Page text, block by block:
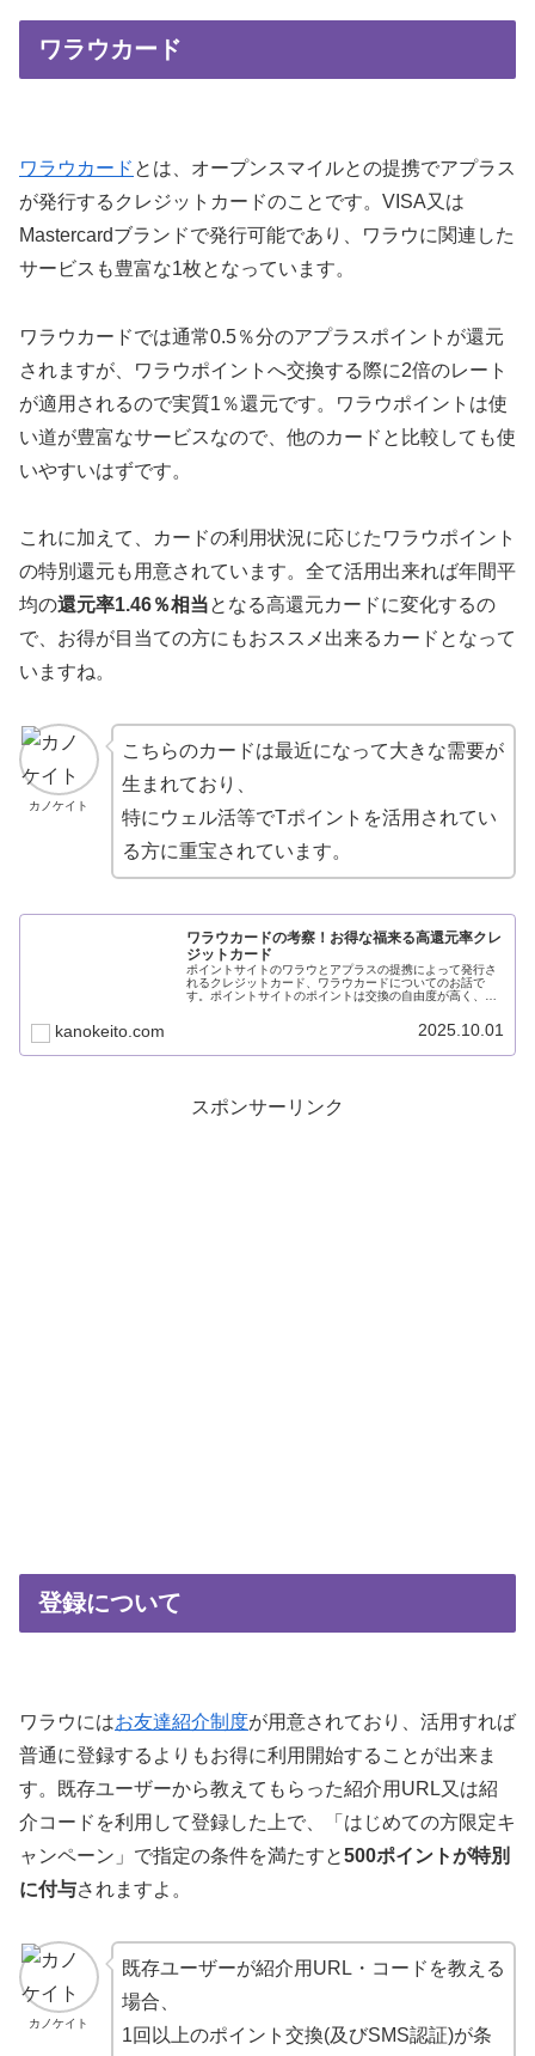
ワラウカード
ワラウカード とは、オープンスマイルとの提携でアプラス
が発行するクレジットカードのことです。VISA又は
Mastercardブランドで発行可能であり、ワラウに関連した
サービスも豊富な1枚となっています。
ワラウカードでは通常0.5％分のアプラスポイントが還元
されますが、ワラウポイントへ交換する際に2倍のレート
が適用されるので実質1％還元です。ワラウポイントは使
い道が豊富なサービスなので、他のカードと比較しても使
いやすいはずです。
これに加えて、カードの利用状況に応じたワラウポイント
の特別還元も用意されています。全て活用出来れば年間平
均の還元率1.46％相当となる高還元カードに変化するの
で、お得が目当ての方にもおススメ出来るカードとなって
いますね。
カノケイト
こちらのカードは最近になって大きな需要が
生まれており、
特にウェル活等でTポイントを活用されてい
る方に重宝されています。
ワラウカードの考察！お得な福来る高還元率クレ
ジットカード
ポイントサイトのワラウとアプラスの提携によって発行さ
れるクレジットカード、ワラウカードについてのお話で
す。ポイントサイトのポイントは交換の自由度が高く、そ
良くて重宝しますよ。今回は、ワラウカードについて考察
kanokeito.com 2025.10.01
スポンサーリンク
登録について
ワラウにはお友達紹介制度が用意されており、活用すれば
普通に登録するよりもお得に利用開始することが出来ま
す。既存ユーザーから教えてもらった紹介用URL又は紹
介コードを利用して登録した上で、「はじめての方限定キ
ャンペーン」で指定の条件を満たすと500ポイントが特別
に付与されますよ。
カノケイト
既存ユーザーが紹介用URL・コードを教える
場合、
1回以上のポイント交換(及びSMS認証)が条